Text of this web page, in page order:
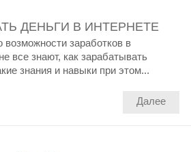
ДЕНЬГИ В ИНТЕРНЕТЕ
заработков в
все знают, как зарабатывать
знания и навыки при этом...
Далее